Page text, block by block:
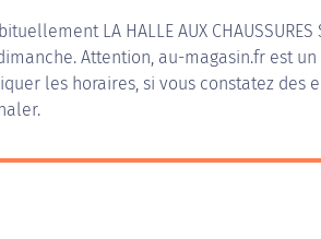
LA HALLE AUX
Attention, au-magasin.fr est
les horaires, si vous constatez des